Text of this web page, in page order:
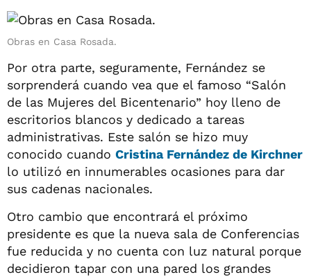
Obras en Casa Rosada.
Por otra parte, seguramente, Fernández se
sorprenderá cuando vea que el famoso “Salón
de las Mujeres del Bicentenario” hoy lleno de
escritorios blancos y dedicado a tareas
administrativas. Este salón se hizo muy
conocido cuando Cristina Fernández de Kirchner
lo utilizó en innumerables ocasiones para dar
sus cadenas nacionales.
Otro cambio que encontrará el próximo
presidente es que la nueva sala de Conferencias
fue reducida y no cuenta con luz natural porque
decidieron tapar con una pared los grandes